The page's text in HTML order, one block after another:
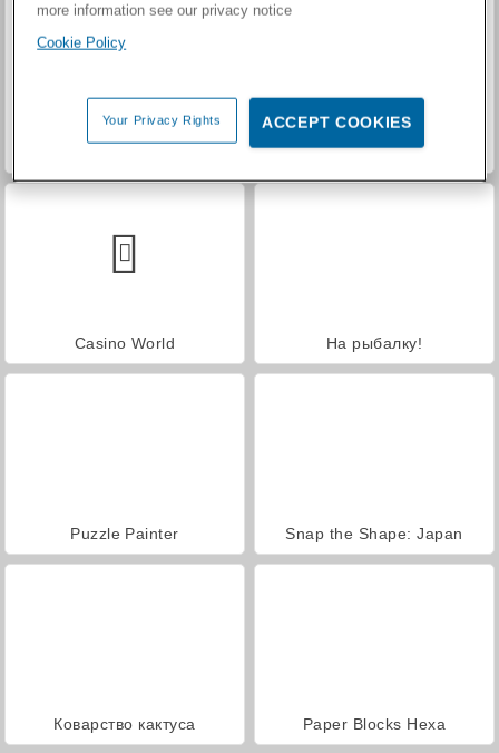
Car Parking City Duel
Casino World На рыбалку!
Puzzle Painter Snap the Shape: Japan
Коварство кактуса Paper Blocks Hexa
more information see our privacy notice
Cookie Policy
Your Privacy Rights ACCEPT COOKIES